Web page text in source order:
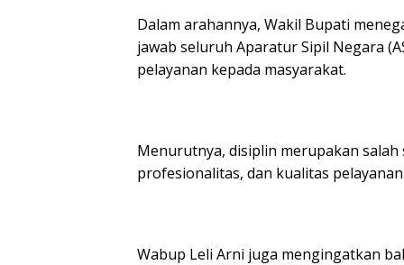
Dalam arahannya, Wakil Bupati
jawab seluruh Aparatur Sipil Negara
pelayanan kepada masyarakat.
Menurutnya, disiplin merupakan
profesionalitas, dan kualitas
Wabup Leli Arni juga mengingatkan